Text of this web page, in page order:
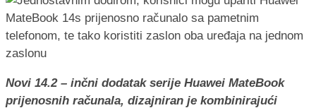
Novi 14.2 – inčni dodatak serije Huawei MateBook
prijenosnih računala, dizajniran je kombinirajući